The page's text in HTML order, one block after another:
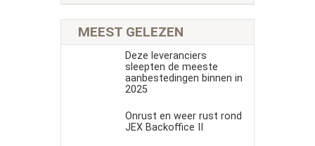
MEEST GELEZEN
Deze leveranciers
sleepten de meeste
aanbestedingen binnen in
2025
Onrust en weer rust rond
JEX Backoffice II